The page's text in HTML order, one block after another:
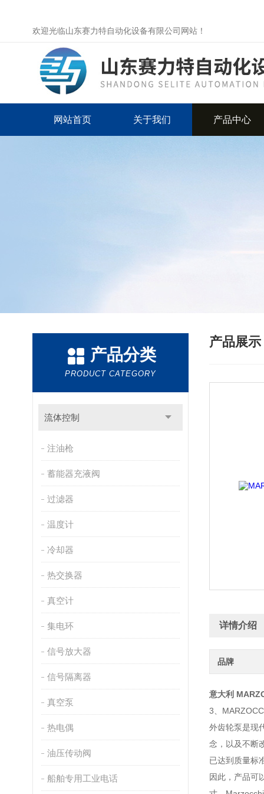
欢迎光临山东赛力特自动化设备有限公司网站！
网站首页 关于我们 产品中心
产品分类
PRODUCT CATEGORY
流体控制
注油枪
蓄能器充液阀
过滤器
温度计
冷却器
热交换器
真空计
集电环
信号放大器
信号隔离器
真空泵
热电偶
油压传动阀
船舶专用工业电话
产品展示
详情介绍
品牌
意大利
3、
外齿轮泵是现
念，以及不断
已达到质量标
因此，产品可